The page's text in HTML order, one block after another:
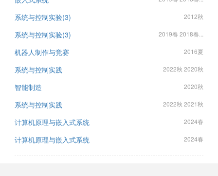
系统与控制实验(3) 2012秋
系统与控制实验(3) 2019春 2018春...
机器人制作与竞赛 2016夏
系统与控制实践 2022秋 2020秋
智能制造 2020秋
系统与控制实践 2022秋 2021秋
计算机原理与嵌入式系统 2024春
计算机原理与嵌入式系统 2024春